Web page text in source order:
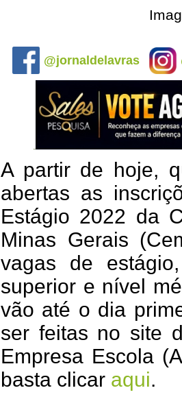
@jornaldelavras
A partir de hoje,
abertas as
Estágio 2022 da
Minas Gerais
vagas de
superior e nível
vão até o dia
ser feitas no site
Empresa Escola
basta clicar aqui.